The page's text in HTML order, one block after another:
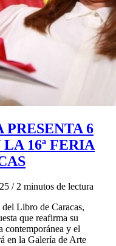
6
16ª FERIA
/2 minutos de lectura
Libro de Caracas,
que reafirma su
contemporánea y el
en la Galería de Arte